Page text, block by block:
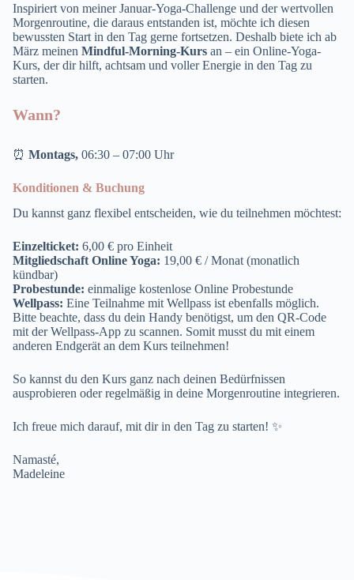
Inspiriert von meiner Januar-Yoga-Challenge und der wertvollen
Morgenroutine, die daraus entstanden ist, möchte ich diesen
bewussten Start in den Tag gerne fortsetzen. Deshalb biete ich ab
März meinen Mindful-Morning-Kurs an – ein Online-Yoga-
Kurs, der dir hilft, achtsam und voller Energie in den Tag zu
starten.
Wann?
⏰ Montags, 06:30 – 07:00 Uhr
Konditionen & Buchung
Du kannst ganz flexibel entscheiden, wie du teilnehmen möchtest:
Einzelticket: 6,00 € pro Einheit
Mitgliedschaft Online Yoga: 19,00 € / Monat (monatlich
kündbar)
Probestunde: einmalige kostenlose Online Probestunde
Wellpass: Eine Teilnahme mit Wellpass ist ebenfalls möglich.
Bitte beachte, dass du dein Handy benötigst, um den QR-Code
mit der Wellpass-App zu scannen. Somit musst du mit einem
anderen Endgerät an dem Kurs teilnehmen!
So kannst du den Kurs ganz nach deinen Bedürfnissen
ausprobieren oder regelmäßig in deine Morgenroutine integrieren.
Ich freue mich darauf, mit dir in den Tag zu starten! ✨
Namasté,
Madeleine